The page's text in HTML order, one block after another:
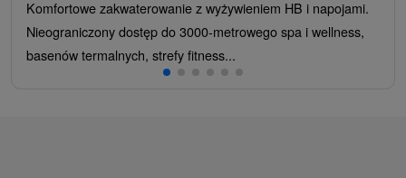
Komfortowe zakwaterowanie z wyżywieniem HB i napojami.
Nieograniczony dostęp do 3000-metrowego spa i wellness,
basenów termalnych, strefy fitness...